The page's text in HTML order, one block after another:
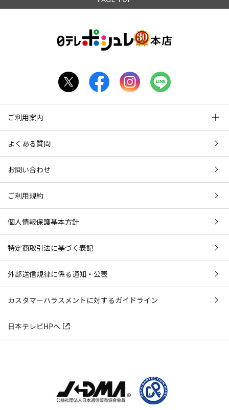
ご利用案内
よくある質問
お問い合わせ
ご利用規約
個人情報保護基本方針
特定商取引法に基づく表記
外部送信規律に係る通知・公表
カスタマーハラスメントに対するガイドライン
日本テレビHPへ